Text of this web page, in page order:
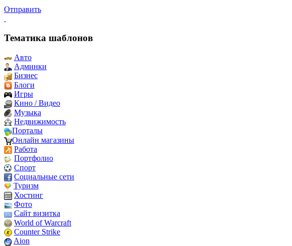
Отправить
Тематика шаблонов
Авто
Админки
Бизнес
Блоги
Игры
Кино / Видео
Музыка
Недвижимость
Порталы
Онлайн магазины
Работа
Портфолио
Спорт
Социальные сети
Туризм
Хостинг
Фото
Сайт визитка
World of Warcraft
Counter Strike
Aion